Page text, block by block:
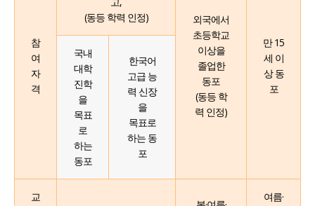
참
여
자
격
(동등 학력 인정)
외국에서
초등학교
이상을
졸업한
동포
(동등 학
력 인정)
만 15
세 이
상 동
포
국내
대학
진학
을
목표
로
하는
동포
한국어
고급 능
력 신장
을
목표로
하는 동
포
교
여름·